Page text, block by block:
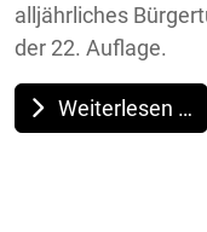
alljährliches
der 22. Auflage.
Weiterlesen …